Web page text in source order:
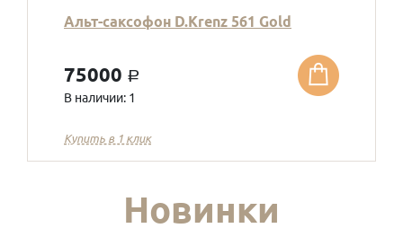
Альт-саксофон D.Krenz 561 Gold
75000 a
В наличии: 1
Купить в 1 клик
Новинки